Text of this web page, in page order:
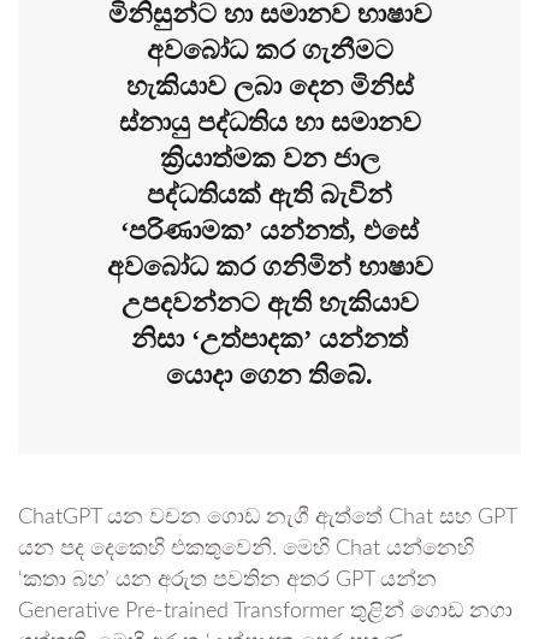
මිනිසුන්ට හා සමානව භාෂාව
අවබෝධ කර ගැනීමට
හැකියාව ලබා දෙන මිනිස්
ස්නායු පද්ධතිය හා සමානව
ක්‍රියාත්මක වන ජාල
පද්ධතියක් ඇති බැවින්
‘පරිණාමක’ යන්නත්, එසේ
අවබෝධ කර ගනිමින් භාෂාව
උපදවන්නට ඇති හැකියාව
නිසා ‘උත්පාදක’ යන්නත්
යොදා ගෙන තිබේ.
ChatGPT යන වචන ගොඩ නැගී ඇත්තේ Chat සහ GPT
යන පද දෙකෙහි එකතුවෙනි. මෙහි Chat යන්නෙහි
‘කතා බහ’ යන අරුත පවතින අතර GPT යන්න
Generative Pre-trained Transformer තුළින් ගොඩ නගා